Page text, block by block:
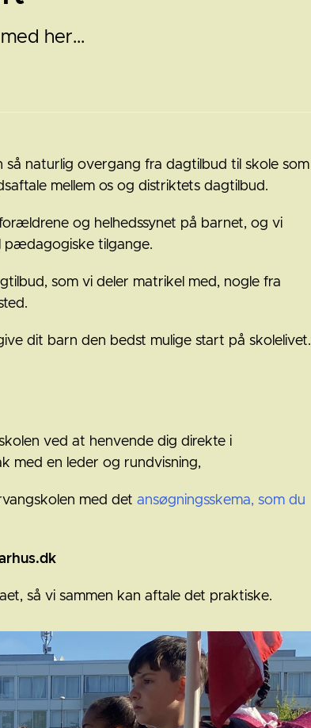
her...
naturlig overgang fra dagtilbud til skole som
mellem os og distriktets dagtilbud.
og helhedssynet på barnet, og vi
pædagogiske tilgange.
som vi deler matrikel med, nogle fra
dit barn den bedst mulige start på skolelivet.
ved at henvende dig direkte i
med en leder og rundvisning,
med det ansøgningsskema, som du
så vi sammen kan aftale det praktiske.